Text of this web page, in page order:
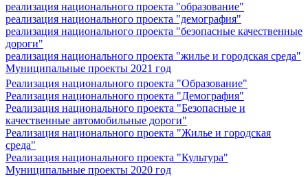
реализация национального проекта "образование"
реализация национального проекта "демография"
реализация национального проекта "безопасные качественные
дороги"
реализация национального проекта "жилье и городская среда"
Муниципальные проекты 2021 год
Реализация национального проекта "Образование"
Реализация национального проекта "Демография"
Реализация национального проекта "Безопасные и
качественные автомобильные дороги"
Реализация национального проекта "Жилье и городская
среда"
Реализация национального проекта "Культура"
Муниципальные проекты 2020 год